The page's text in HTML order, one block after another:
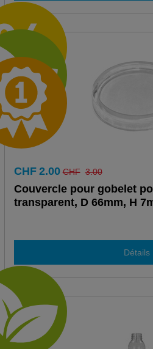
CHF 2.00 CHF 3.00
Couvercle pour gobelet
transparent, D 66mm, H
Détails